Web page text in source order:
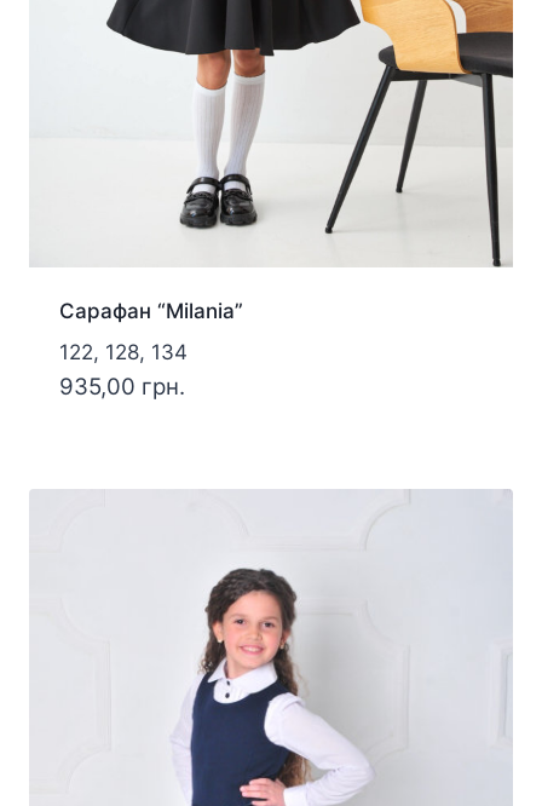
Сарафан “Milania”
122, 128, 134
935,00 грн.